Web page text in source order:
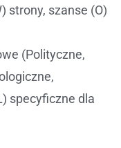
strony, szanse (O)
(Polityczne,
specyficzne dla